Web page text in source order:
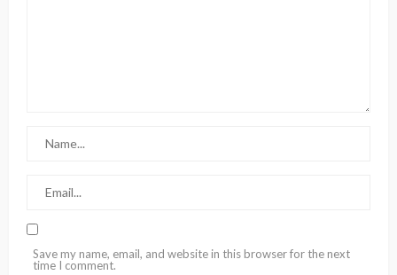
Save my name, email, and website in this browser for the next
time I comment.